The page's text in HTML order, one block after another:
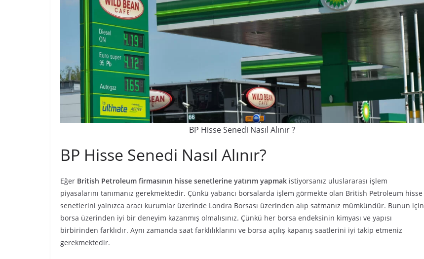
BP Hisse Senedi Nasıl Alınır ?
BP Hisse Senedi Nasıl Alınır?
Eğer British Petroleum firmasının hisse senetlerine yatırım yapmak istiyorsanız uluslararası işlem
piyasalarını tanımanız gerekmektedir. Çünkü yabancı borsalarda işlem görmekte olan British Petroleum hisse
senetlerini yalnızca aracı kurumlar üzerinde Londra Borsası üzerinden alıp satmanız mümkündür. Bunun için
borsa üzerinden iyi bir deneyim kazanmış olmalısınız. Çünkü her borsa endeksinin kimyası ve yapısı
birbirinden farklıdır. Aynı zamanda saat farklılıklarını ve borsa açılış kapanış saatlerini iyi takip etmeniz
gerekmektedir.